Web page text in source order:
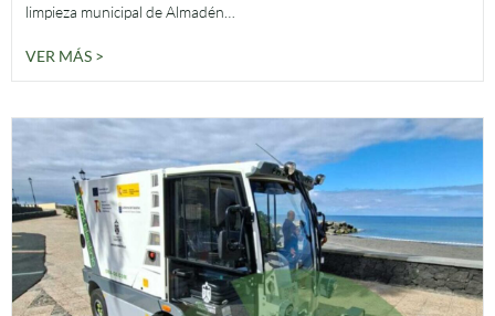
limpieza municipal de Almadén…
VER MÁS >